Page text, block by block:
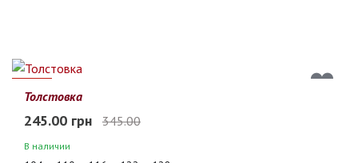
29%
Толстовка
245.00 грн 345.00
В наличии